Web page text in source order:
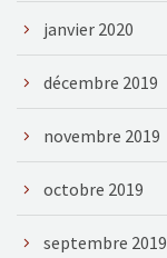
janvier 2020
décembre 2019
novembre 2019
octobre 2019
septembre 2019